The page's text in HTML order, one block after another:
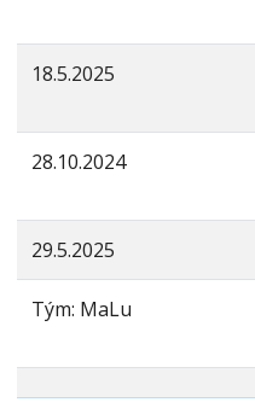
18.5.2025
28.10.2024
29.5.2025
Tým: MaLu